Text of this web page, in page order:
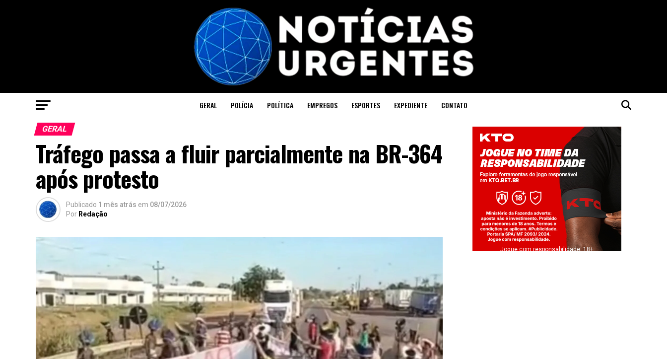
GERAL POLÍCIA POLÍTICA EMPREGOS ESPORTES EXPEDIENTE CONTATO
GERAL
Tráfego passa a fluir parcialmente na BR-364
após protesto
Publicado 1 mês atrás em 08/07/2026
Por Redação
Jogue com responsabilidade. 18+